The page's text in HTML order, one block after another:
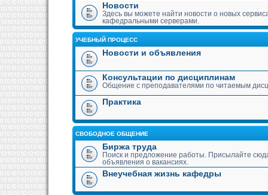
Новости
Здесь вы можете найти новости о новых
кафедральными серверами.
УЧЕБНЫЙ ПРОЦЕСС
Новости и объявления
Консультации по дисциплинам
Общение с преподавателями по читаемым
Практика
СВОБОДНОЕ ОБЩЕНИЕ
Биржа труда
Поиск и предложение работы. Присылайте
объявления о вакансиях.
Внеучебная жизнь кафедры